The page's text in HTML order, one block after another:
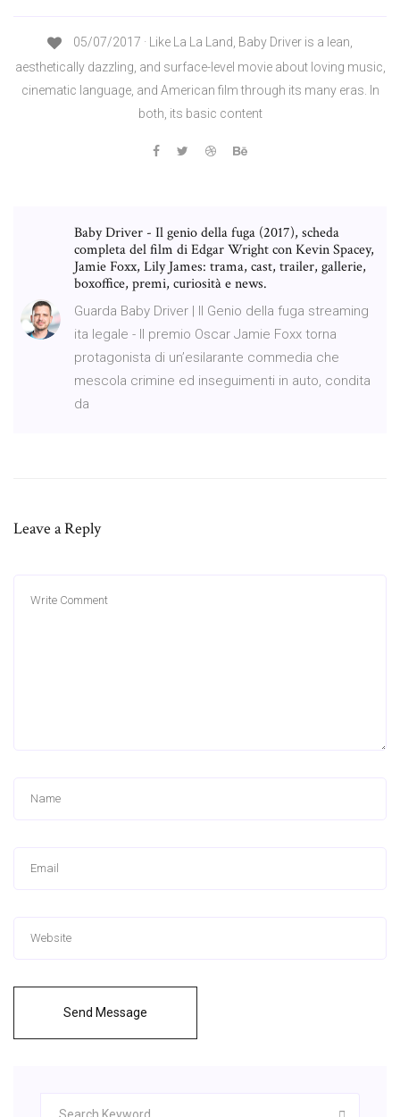
05/07/2017 · Like La La Land, Baby Driver is a lean,
aesthetically dazzling, and surface-level movie about loving music,
cinematic language, and American film through its many eras. In
both, its basic content
Baby Driver - Il genio della fuga (2017), scheda
completa del film di Edgar Wright con Kevin Spacey,
Jamie Foxx, Lily James: trama, cast, trailer, gallerie,
boxoffice, premi, curiosità e news.
Guarda Baby Driver | Il Genio della fuga streaming
ita legale - Il premio Oscar Jamie Foxx torna
protagonista di un’esilarante commedia che
mescola crimine ed inseguimenti in auto, condita
da
Leave a Reply
Send Message